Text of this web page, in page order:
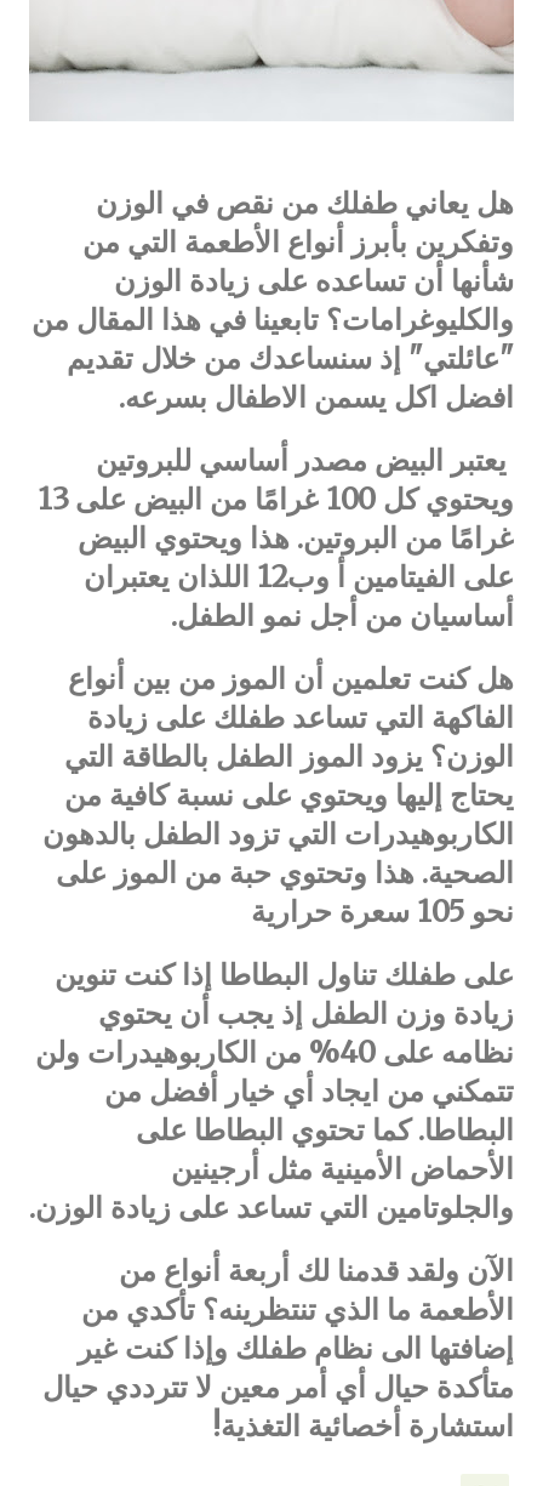
هل يعاني طفلك من نقص في الوزن
وتفكرين بأبرز أنواع الأطعمة التي من
شأنها أن تساعده على زيادة الوزن
والكليوغرامات؟ تابعينا في هذا المقال من
"عائلتي" إذ سنساعدك من خلال تقديم
افضل اكل يسمن الاطفال بسرعه.
يعتبر البيض مصدر أساسي للبروتين
ويحتوي كل 100 غرامًا من البيض على 13
غرامًا من البروتين. هذا ويحتوي البيض
على الفيتامين أ وب12 اللذان يعتبران
أساسيان من أجل نمو الطفل.
هل كنت تعلمين أن الموز من بين أنواع
الفاكهة التي تساعد طفلك على زيادة
الوزن؟ يزود الموز الطفل بالطاقة التي
يحتاج إليها ويحتوي على نسبة كافية من
الكاربوهيدرات التي تزود الطفل بالدهون
الصحية. هذا وتحتوي حبة من الموز على
نحو 105 سعرة حرارية
على طفلك تناول البطاطا إذا كنت تنوين
زيادة وزن الطفل إذ يجب أن يحتوي
نظامه على 40% من الكاربوهيدرات ولن
تتمكني من ايجاد أي خيار أفضل من
البطاطا. كما تحتوي البطاطا على
الأحماض الأمينية مثل أرجينين
والجلوتامين التي تساعد على زيادة الوزن.
الآن ولقد قدمنا لك أربعة أنواع من
الأطعمة ما الذي تنتظرينه؟ تأكدي من
إضافتها الى نظام طفلك وإذا كنت غير
متأكدة حيال أي أمر معين لا تترددي حيال
استشارة أخصائية التغذية!